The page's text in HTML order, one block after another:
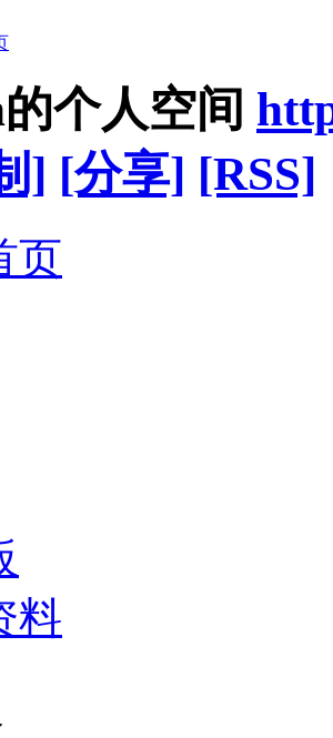
个人空间
] [分享] [RSS]
页
料